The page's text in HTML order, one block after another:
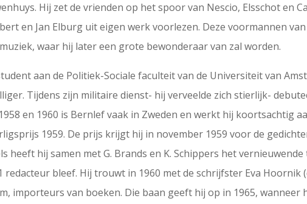
Hij zet de vrienden op het spoor van Nescio, Elsschot en
en Jan Elburg uit eigen werk voorlezen. Deze voormannen
waar hij later een grote bewonderaar van zal worden.
aan de Politiek-Sociale faculteit van de Universiteit van
Tijdens zijn militaire dienst- hij verveelde zich stierlijk-
en 1960 is Bernlef vaak in Zweden en werkt hij koortsachtig
1959. De prijs krijgt hij in november 1959 voor de
heeft hij samen met G. Brands en K. Schippers het
bleef. Hij trouwt in 1960 met de schrijfster Eva Hoornik
importeurs van boeken. Die baan geeft hij op in 1965, wanneer